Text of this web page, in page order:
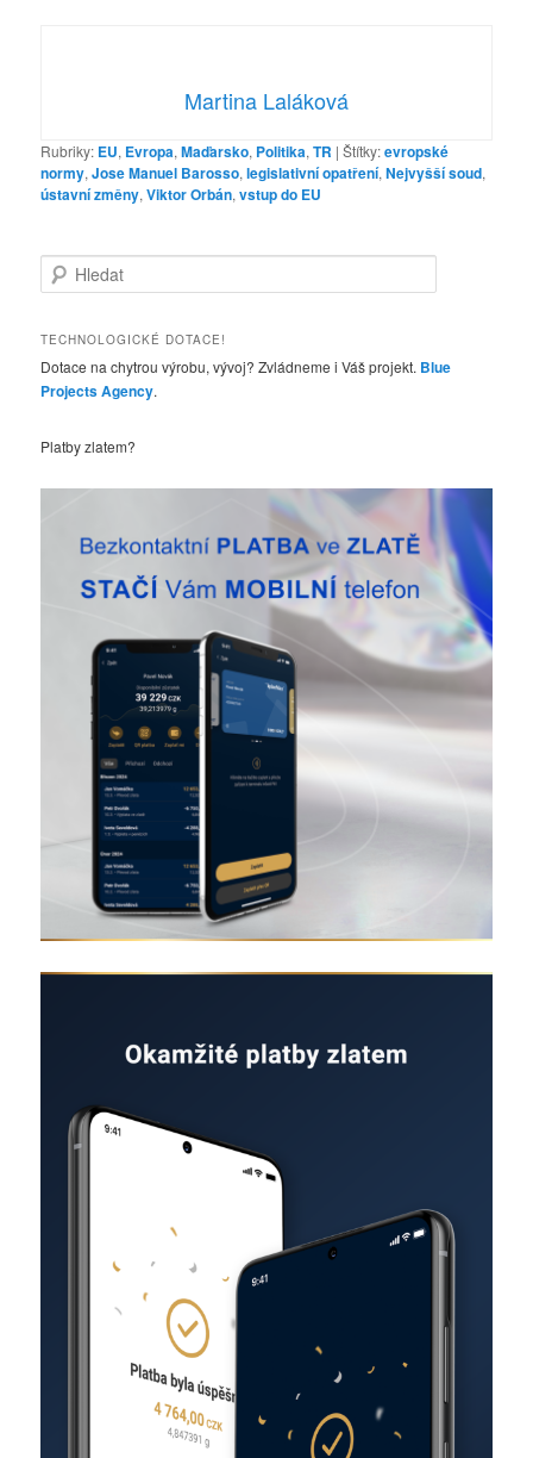
Martina Laláková
Rubriky: EU, Evropa,Maďarsko, Politika,TR |Štítky:evropské
normy,Jose Manuel Barosso,legislativní opatření,Nejvyšší soud,
ústavní změny,Viktor Orbán,vstup do EU
l
d
t
TECHNOLOGICKÉ DOTACE!
Dotace na chytrou výrobu, vývoj? Zvládneme i Váš projekt. Blue
Projects Agency.
Platby zlatem?